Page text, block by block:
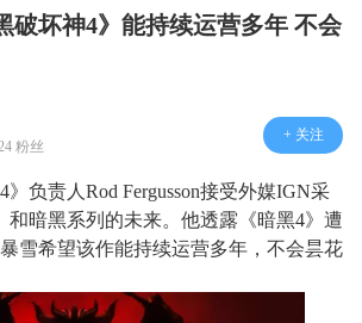
破坏神4》能持续运营多年 不会
粉丝
+ 关注
负责人Rod Fergusson接受外媒IGN采
和暗黑系列的未来。他透露《暗黑4》遭
雪希望该作能持续运营多年，不会昙花